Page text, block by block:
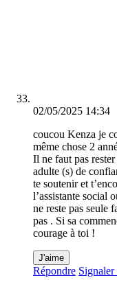
02/05/2025 14:34
coucou Kenza je
même chose 2
Il ne faut pas
adulte (s) de
te soutenir et
l’assistante social
ne reste pas seule
pas . Si sa
courage à toi !
J'aime
Répondre Signaler